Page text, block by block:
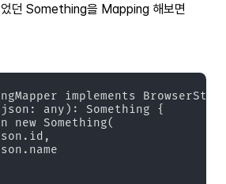
었던 Something을 Mapping 해보면
implements
any): Something {
new Something(